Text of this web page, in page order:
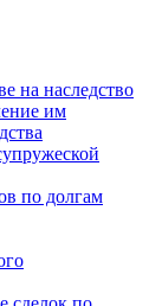
на наследство
им
по долгам